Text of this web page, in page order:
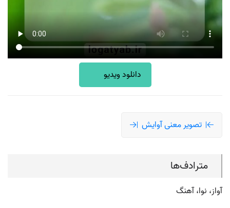
دانلود ویدیو
تصویر معنی آوایش
مترادف‌ها
آواز، نوا، آهنگ